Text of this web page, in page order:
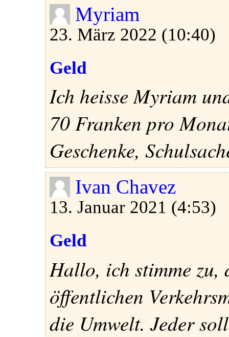
Myriam
23. März 2022 (10:40)
Geld
Ich heisse Myriam
70 Franken pro
Geschenke,
Ivan Chavez
13. Januar 2021 (4:53)
Geld
Hallo, ich stimme zu,
öffentlichen
die Umwelt. Jeder